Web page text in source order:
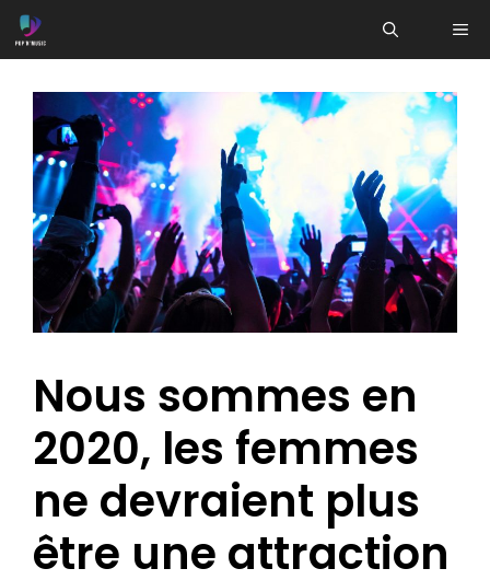
Aller
au
Nous sommes en
2020, les femmes
ne devraient plus
être une attraction